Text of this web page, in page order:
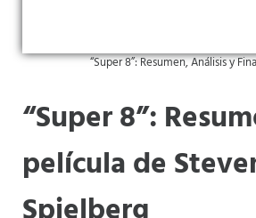
“Super 8”: Resumen, Análisis y
“Super 8”:
película de